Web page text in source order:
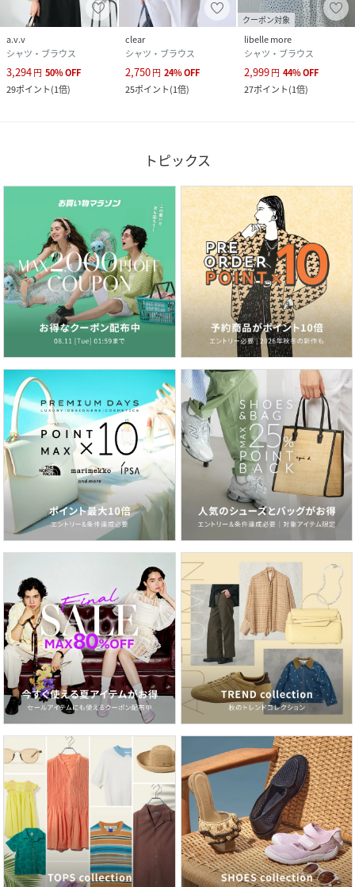
a.v.v
シャツ・ブラウス
3,294円 50%OFF
29ポイント(1倍)
clear
シャツ・ブラウス
2,750円 24%OFF
25ポイント(1倍)
クーポン対象
libelle more
シャツ・ブラウス
2,999円 44%OFF
27ポイント(1倍)
トピックス